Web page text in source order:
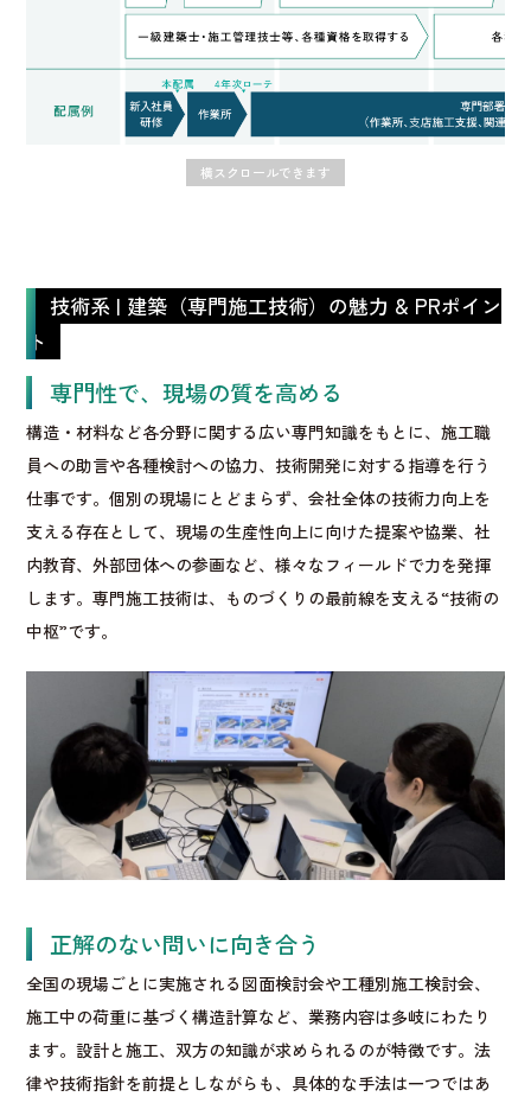
技術系 | 建築（専門施工技術）の魅力 & PRポイン
ト
専門性で、現場の質を高める
構造・材料など各分野に関する広い専門知識をもとに、施工職
員への助言や各種検討への協力、技術開発に対する指導を行う
仕事です。個別の現場にとどまらず、会社全体の技術力向上を
支える存在として、現場の生産性向上に向けた提案や協業、社
内教育、外部団体への参画など、様々なフィールドで力を発揮
します。専門施工技術は、ものづくりの最前線を支える“技術の
中枢”です。
正解のない問いに向き合う
全国の現場ごとに実施される図面検討会や工種別施工検討会、
施工中の荷重に基づく構造計算など、業務内容は多岐にわたり
ます。設計と施工、双方の知識が求められるのが特徴です。法
律や技術指針を前提としながらも、具体的な手法は一つではあ